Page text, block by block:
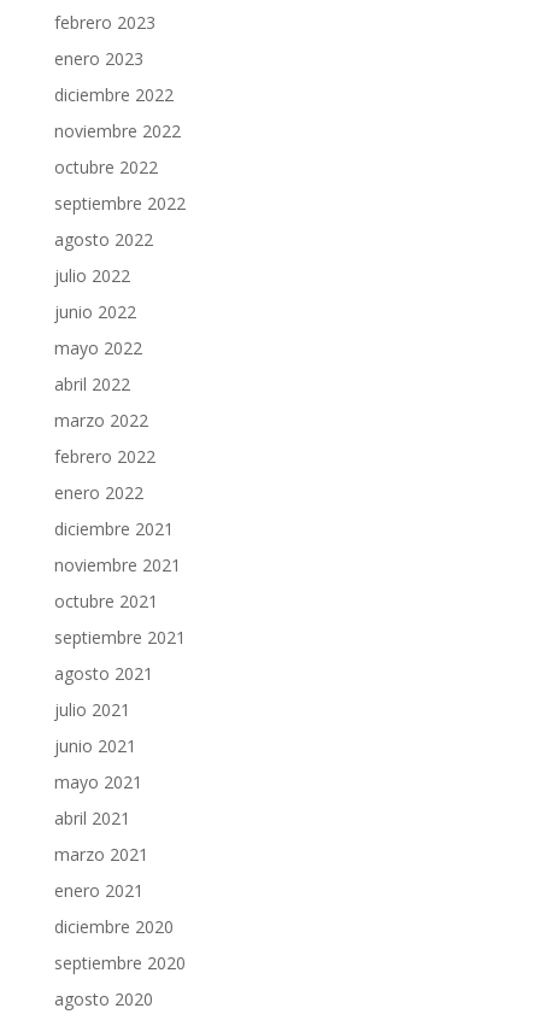
febrero 2023
enero 2023
diciembre 2022
noviembre 2022
octubre 2022
septiembre 2022
agosto 2022
julio 2022
junio 2022
mayo 2022
abril 2022
marzo 2022
febrero 2022
enero 2022
diciembre 2021
noviembre 2021
octubre 2021
septiembre 2021
agosto 2021
julio 2021
junio 2021
mayo 2021
abril 2021
marzo 2021
enero 2021
diciembre 2020
septiembre 2020
agosto 2020